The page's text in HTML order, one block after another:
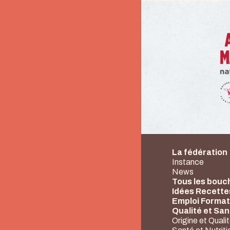
La fédération
Instance
News
Tous les
Idées
Emploi
Qualité et
Origine et